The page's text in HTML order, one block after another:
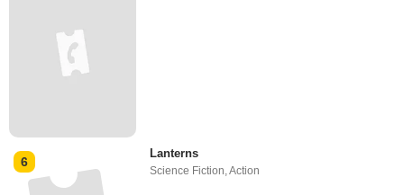
6
Lanterns
Science Fiction,Action